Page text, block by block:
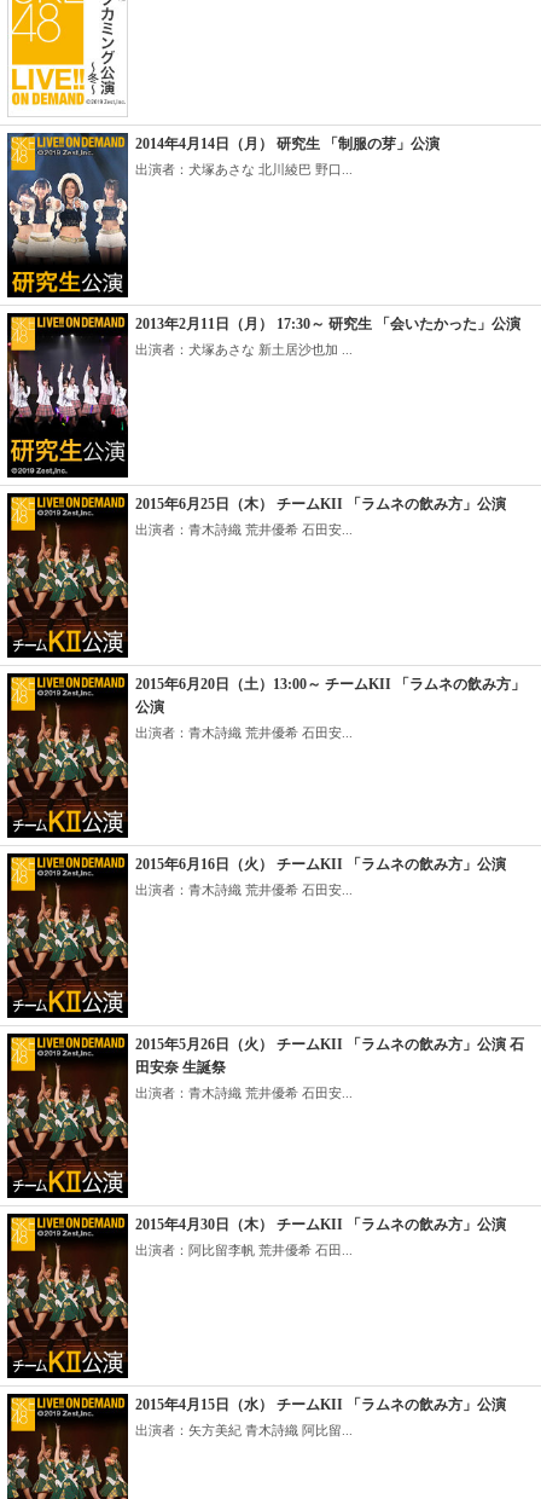
2014年4月14日（月） 研究生 「制服の芽」公演
出演者：犬塚あさな 北川綾巴 野口...
2013年2月11日（月） 17:30～ 研究生 「会いたかった」公演
出演者：犬塚あさな 新土居沙也加 ...
2015年6月25日（木） チームKII 「ラムネの飲み方」公演
出演者：青木詩織 荒井優希 石田安...
2015年6月20日（土）13:00～ チームKII 「ラムネの飲み方」
公演
出演者：青木詩織 荒井優希 石田安...
2015年6月16日（火） チームKII 「ラムネの飲み方」公演
出演者：青木詩織 荒井優希 石田安...
2015年5月26日（火） チームKII 「ラムネの飲み方」公演 石
田安奈 生誕祭
出演者：青木詩織 荒井優希 石田安...
2015年4月30日（木） チームKII 「ラムネの飲み方」公演
出演者：阿比留李帆 荒井優希 石田...
2015年4月15日（水） チームKII 「ラムネの飲み方」公演
出演者：矢方美紀 青木詩織 阿比留...